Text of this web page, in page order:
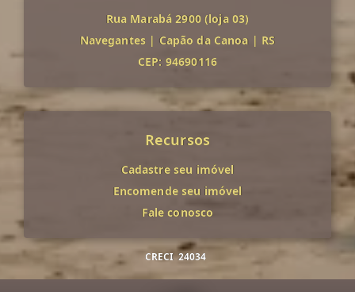
Rua Marabá 2900 (loja 03)
Navegantes | Capão da Canoa | RS
CEP: 94690116
Recursos
Cadastre seu imóvel
Encomende seu imóvel
Fale conosco
CRECI 24034